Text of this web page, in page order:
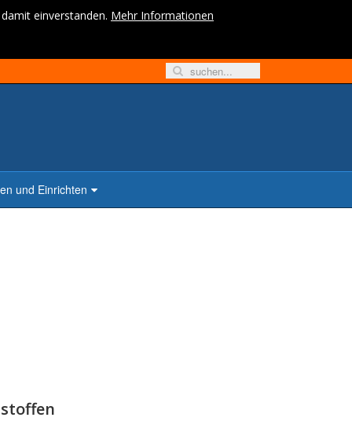
einverstanden. Mehr Informationen
und Einrichten